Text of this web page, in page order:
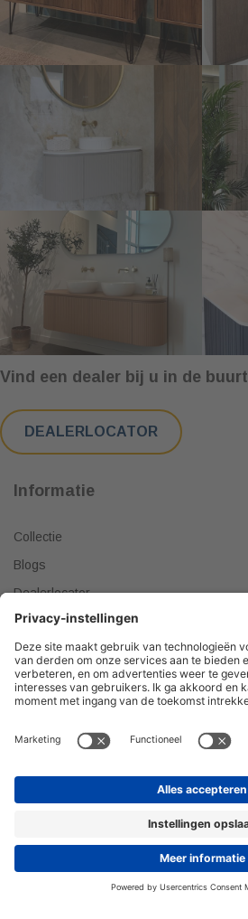
Vind een dealer bij u in de buurt
DEALERLOCATOR
Informatie
Collectie
Blogs
Dealerlocator
Dealer worden
Meest gestelde vragen
Tips & Tricks